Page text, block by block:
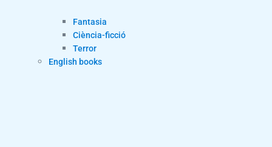
Fantasia
Ciència-ficció
Terror
English books